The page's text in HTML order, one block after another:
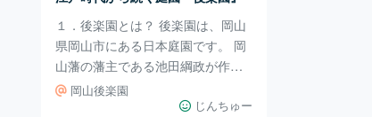
寺なんだそう。 駅から眼下に広が
る街並みももちろん見ど
１．後楽園とは？ 後楽園は、岡山
県岡山市にある日本庭園です。 岡
山藩の藩主である池田綱政が作ら
せた庭で、時代や藩主によってさ
まざまな変化をしていました。 2.
岡山後楽園
じんちゅー